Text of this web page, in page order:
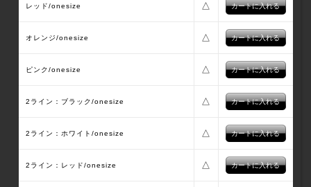
レッド/onesize △
オレンジ/onesize △
ピンク/onesize △
2ライン：ブラック/onesize △
2ライン：ホワイト/onesize △
2ライン：レッド/onesize △